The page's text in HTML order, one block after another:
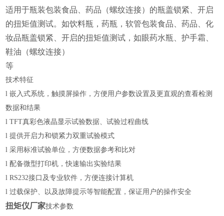
适用于瓶装包装食品、药品（螺纹连接）的瓶盖锁紧、开启
的扭矩值测试。如饮料瓶，药瓶，软管包装食品、药品、化
妆品瓶盖锁紧、开启的扭矩值测试，如眼药水瓶、护手霜、
鞋油（螺纹连接）
等
技术特征
l嵌入式系统，触摸屏操作，方便用户参数设置及更直观的查看检测
数据和结果
lTFT真彩色液晶显示试验数据、试验过程曲线
l提供开启力和锁紧力双重试验模式
l采用标准试验单位，方便数据参考和比对
l 配备微型打印机，快速输出实验结果
lRS232接口及专业软件，方便连接计算机
l过载保护、以及故障提示等智能配置，保证用户的操作安全
扭矩仪厂家技术参数